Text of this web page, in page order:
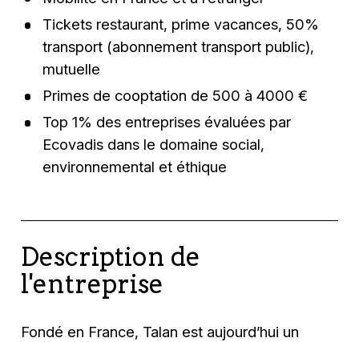
Tickets restaurant, prime vacances, 50%
transport (abonnement transport public),
mutuelle
Primes de cooptation de 500 à 4000 €
Top 1% des entreprises évaluées par
Ecovadis dans le domaine social,
environnemental et éthique
Description de
l'entreprise
Fondé en France, Talan est aujourd’hui un